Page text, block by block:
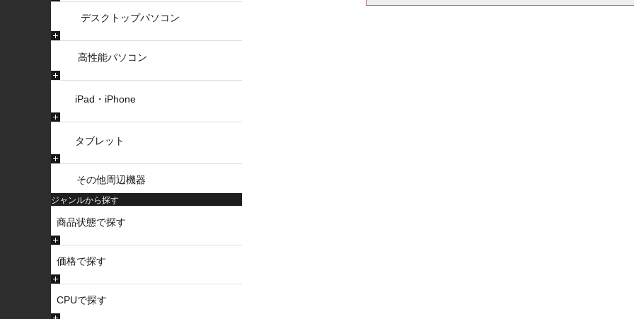
デスクトップパソコン
高性能パソコン
iPad・iPhone
タブレット
その他周辺機器
ジャンルから探す
商品状態で探す
価格で探す
CPUで探す